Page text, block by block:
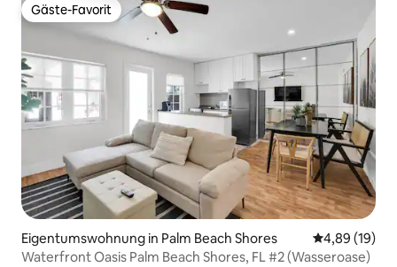
Gäste-Favorit
Gäste-Favorit
Eigentumswohnung in Palm Beach Shores
4,89 (19)
Waterfront Oasis Palm Beach Shores, FL #2 (Wasseroase)